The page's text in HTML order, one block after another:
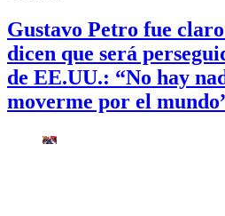
Gustavo Petro fue
dicen que será
de EE.UU.: “No hay
moverme por el